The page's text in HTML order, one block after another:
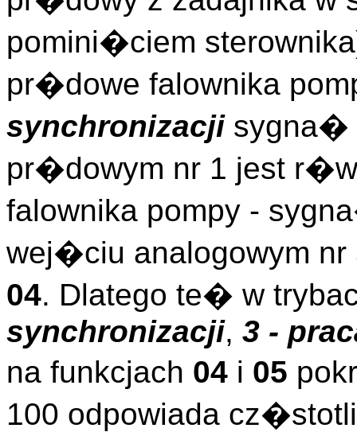
pomini�ciem
pr�dowe falownika
synchronizacjisygna�
pr�dowym nr 1 jest
falownika pompy -
wej�ciu analogowym
04. Dlatego te� w
synchronizacji, 3 -
na funkcjach 04 i 05
100 odpowiada